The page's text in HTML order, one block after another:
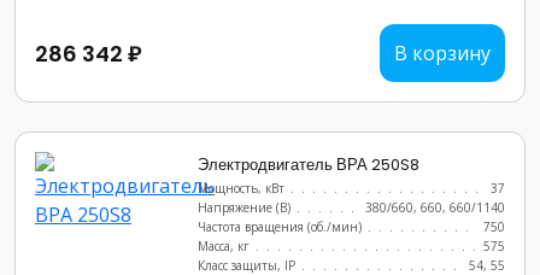
286 342 ₽ В корзину
Электродвигатель ВРА 250S8
Мощность, кВт
37
Напряжение (В)
380/660, 660, 660/1140
Частота вращения (об./мин)
750
Масса, кг
575
Класс защиты, IP
54, 55